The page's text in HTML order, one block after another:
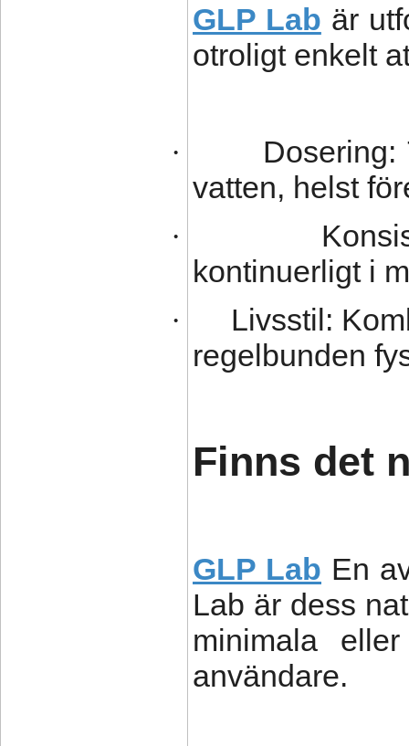
GLP Lab är
otroligt enkelt
·
vatten, helst
·
kontinuerligt i
·
Livsstil:
regelbunden
Finns det
GLP Lab En
Lab är dess
minimala
användare.